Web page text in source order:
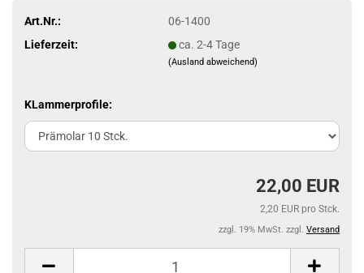
Art.Nr.:
06-1400
Lieferzeit:
ca. 2-4 Tage
(Ausland abweichend)
KLammerprofile:
22,00 EUR
2,20 EUR pro Stck.
zzgl. 19% MwSt. zzgl. Versand